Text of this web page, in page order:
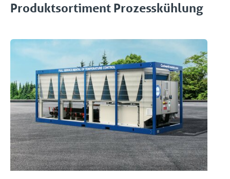
Produktsortiment Prozesskühlung